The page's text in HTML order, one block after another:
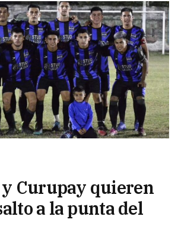
Curupay quieren
a la punta del